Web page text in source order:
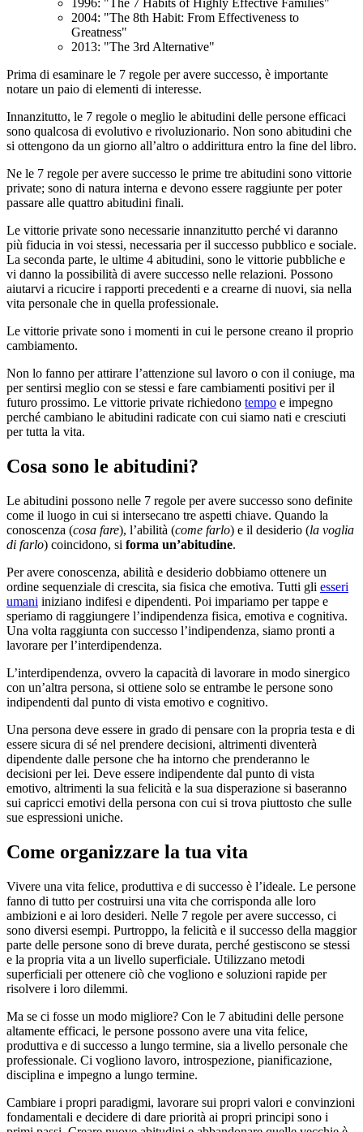
1996: "The 7 Habits of Highly Effective Families"
2004: "The 8th Habit: From Effectiveness to
Greatness"
2013: "The 3rd Alternative"
Prima di esaminare le 7 regole per avere successo, è importante
notare un paio di elementi di interesse.
Innanzitutto, le 7 regole o meglio le abitudini delle persone efficaci
sono qualcosa di evolutivo e rivoluzionario. Non sono abitudini che
si ottengono da un giorno all’altro o addirittura entro la fine del libro.
Ne le 7 regole per avere successo le prime tre abitudini sono vittorie
private; sono di natura interna e devono essere raggiunte per poter
passare alle quattro abitudini finali.
Le vittorie private sono necessarie innanzitutto perché vi daranno
più fiducia in voi stessi, necessaria per il successo pubblico e sociale.
La seconda parte, le ultime 4 abitudini, sono le vittorie pubbliche e
vi danno la possibilità di avere successo nelle relazioni. Possono
aiutarvi a ricucire i rapporti precedenti e a crearne di nuovi, sia nella
vita personale che in quella professionale.
Le vittorie private sono i momenti in cui le persone creano il proprio
cambiamento.
Non lo fanno per attirare l’attenzione sul lavoro o con il coniuge, ma
per sentirsi meglio con se stessi e fare cambiamenti positivi per il
futuro prossimo. Le vittorie private richiedono tempo e impegno
perché cambiano le abitudini radicate con cui siamo nati e cresciuti
per tutta la vita.
Cosa sono le abitudini?
Le abitudini possono nelle 7 regole per avere successo sono definite
come il luogo in cui si intersecano tre aspetti chiave. Quando la
conoscenza (cosa fare), l’abilità (come farlo) e il desiderio (la voglia
di farlo) coincidono, si forma un’abitudine.
Per avere conoscenza, abilità e desiderio dobbiamo ottenere un
ordine sequenziale di crescita, sia fisica che emotiva. Tutti gli esseri
umani iniziano indifesi e dipendenti. Poi impariamo per tappe e
speriamo di raggiungere l’indipendenza fisica, emotiva e cognitiva.
Una volta raggiunta con successo l’indipendenza, siamo pronti a
lavorare per l’interdipendenza.
L’interdipendenza, ovvero la capacità di lavorare in modo sinergico
con un’altra persona, si ottiene solo se entrambe le persone sono
indipendenti dal punto di vista emotivo e cognitivo.
Una persona deve essere in grado di pensare con la propria testa e di
essere sicura di sé nel prendere decisioni, altrimenti diventerà
dipendente dalle persone che ha intorno che prenderanno le
decisioni per lei. Deve essere indipendente dal punto di vista
emotivo, altrimenti la sua felicità e la sua disperazione si baseranno
sui capricci emotivi della persona con cui si trova piuttosto che sulle
sue espressioni uniche.
Come organizzare la tua vita
Vivere una vita felice, produttiva e di successo è l’ideale. Le persone
fanno di tutto per costruirsi una vita che corrisponda alle loro
ambizioni e ai loro desideri. Nelle 7 regole per avere successo, ci
sono diversi esempi. Purtroppo, la felicità e il successo della maggior
parte delle persone sono di breve durata, perché gestiscono se stessi
e la propria vita a un livello superficiale. Utilizzano metodi
superficiali per ottenere ciò che vogliono e soluzioni rapide per
risolvere i loro dilemmi.
Ma se ci fosse un modo migliore? Con le 7 abitudini delle persone
altamente efficaci, le persone possono avere una vita felice,
produttiva e di successo a lungo termine, sia a livello personale che
professionale. Ci vogliono lavoro, introspezione, pianificazione,
disciplina e impegno a lungo termine.
Cambiare i propri paradigmi, lavorare sui propri valori e convinzioni
fondamentali e decidere di dare priorità ai propri principi sono i